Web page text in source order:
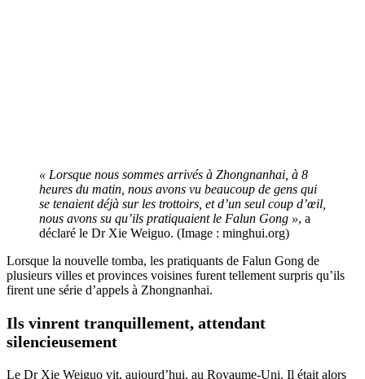
« Lorsque nous sommes arrivés à Zhongnanhai, à 8
heures du matin, nous avons vu beaucoup de gens qui
se tenaient déjà sur les trottoirs, et d’un seul coup d’œil,
nous avons su qu’ils pratiquaient le Falun Gong », a
déclaré le Dr Xie Weiguo. (Image : minghui.org)
Lorsque la nouvelle tomba, les pratiquants de Falun Gong de
plusieurs villes et provinces voisines furent tellement surpris qu’ils
firent une série d’appels à Zhongnanhai.
Ils vinrent tranquillement, attendant
silencieusement
Le Dr Xie Weiguo vit, aujourd’hui, au Royaume-Uni. Il était alors